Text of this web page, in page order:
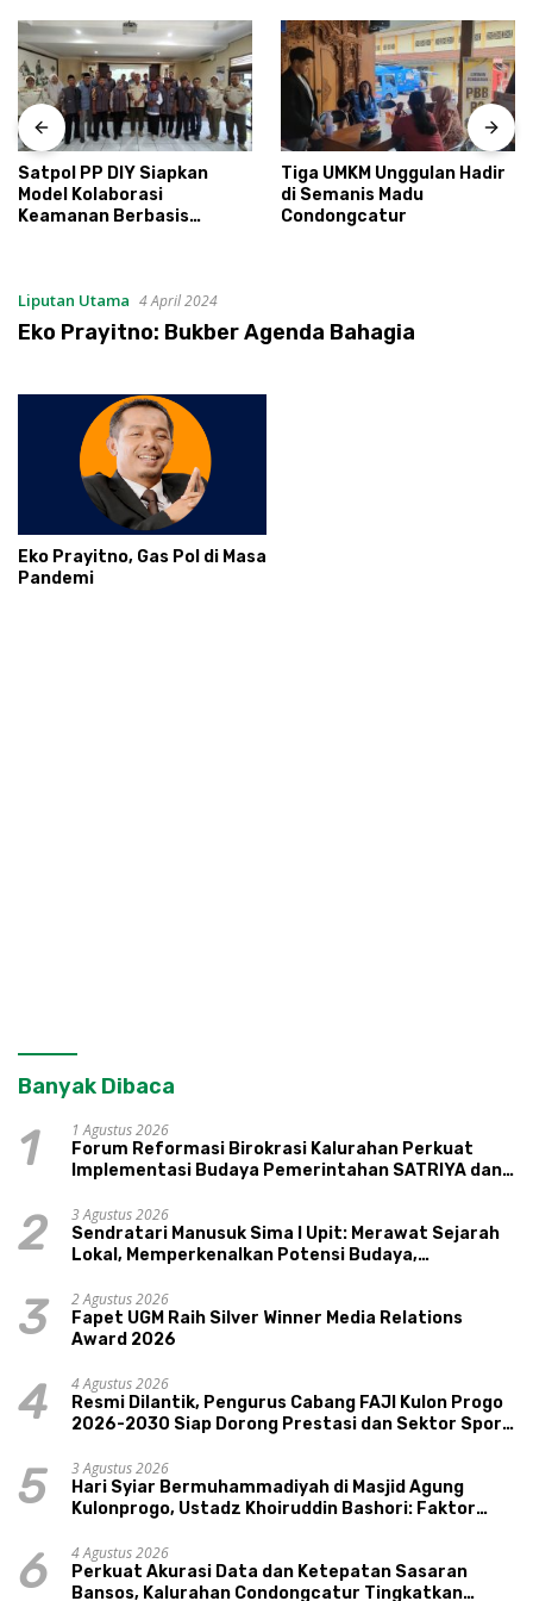
Satpol PP DIY Siapkan
Model Kolaborasi
Keamanan Berbasis
Tiga UMKM Unggulan Hadir
di Semanis Madu
Condongcatur
Liputan Utama 4 April 2024
Eko Prayitno: Bukber Agenda Bahagia
Eko Prayitno, Gas Pol di Masa
Pandemi
Banyak Dibaca
1
1 Agustus 2026
Forum Reformasi Birokrasi Kalurahan Perkuat
Implementasi Budaya Pemerintahan SATRIYA dan
2
3 Agustus 2026
Sendratari Manusuk Sima I Upit: Merawat Sejarah
Lokal, Memperkenalkan Potensi Budaya,
3
2 Agustus 2026
Fapet UGM Raih Silver Winner Media Relations
Award 2026
4
4 Agustus 2026
Resmi Dilantik, Pengurus Cabang FAJI Kulon Progo
2026-2030 Siap Dorong Prestasi dan Sektor Sport
5
3 Agustus 2026
Hari Syiar Bermuhammadiyah di Masjid Agung
Kulonprogo, Ustadz Khoiruddin Bashori: Faktor
6
4 Agustus 2026
Perkuat Akurasi Data dan Ketepatan Sasaran
Bansos, Kalurahan Condongcatur Tingkatkan